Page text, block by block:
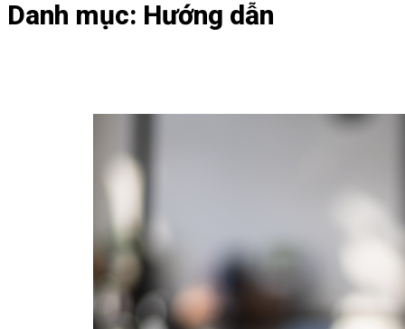
Danh mục: Hướng dẫn